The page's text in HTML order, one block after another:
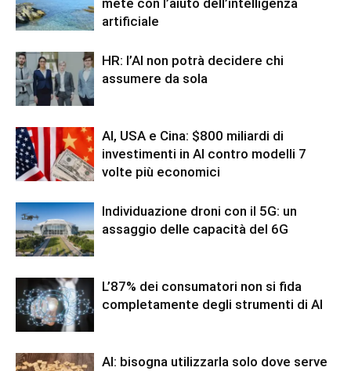
mete con l’aiuto dell’intelligenza
artificiale
HR: l’AI non potrà decidere chi
assumere da sola
AI, USA e Cina: $800 miliardi di
investimenti in AI contro modelli 7
volte più economici
Individuazione droni con il 5G: un
assaggio delle capacità del 6G
L’87% dei consumatori non si fida
completamente degli strumenti di AI
AI: bisogna utilizzarla solo dove serve